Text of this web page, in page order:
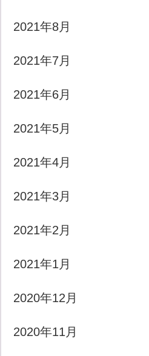
2021年8月
2021年7月
2021年6月
2021年5月
2021年4月
2021年3月
2021年2月
2021年1月
2020年12月
2020年11月